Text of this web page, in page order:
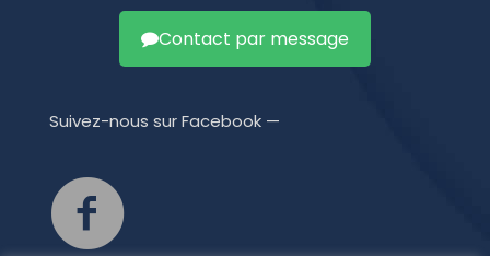
Contact par message
Suivez-nous sur Facebook —